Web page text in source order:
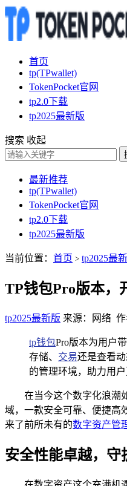
首页
tp(TPwallet)
TokenPocket官网
tp2.0下载
tp2025最新版
搜索 收起
最新推荐
tp(TPwallet)
TokenPocket官网
tp2.0下载
tp2025最新版
当前位置： 首页 > tp2025最
TP钱包Pro版本，
tp2025最新版 来源：网络 作
tp钱包Pro版本为用户
存储、 交易还是查看
的管理环境，助力用
在当今这个数字化浪潮
域，一款安全可靠、便捷高
来了前所未有的数字资产管
安全性能卓越，守